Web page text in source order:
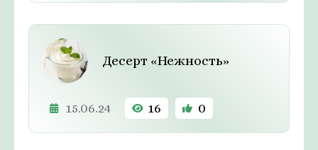
Десерт «Нежность»
15.06.24 16 0